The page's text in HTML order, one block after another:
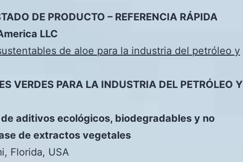
DE PRODUCTO – REFERENCIA RÁPIDA
LLC
de aloe para la industria del petróleo y
VERDES PARA LA INDUSTRIA DEL PETRÓLEO Y
aditivos ecológicos, biodegradables y no
de extractos vegetales
Florida, USA